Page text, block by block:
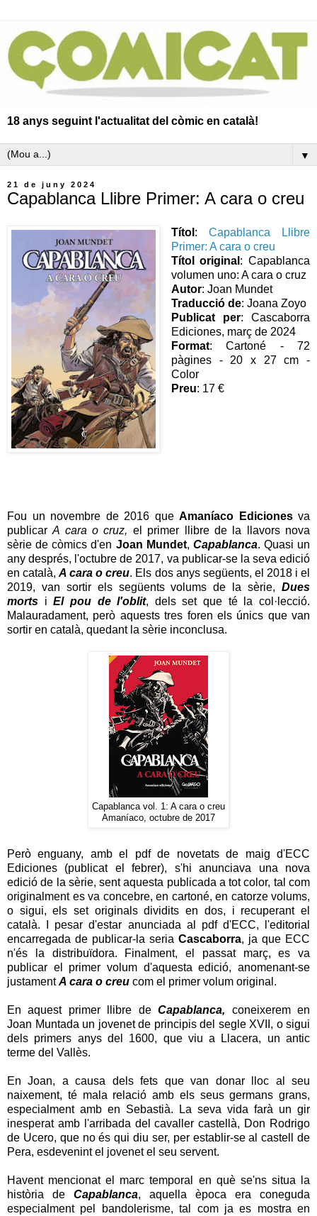
18 anys seguint l'actualitat del còmic en català!
▼
21 de juny 2024
Capablanca Llibre Primer: A cara o creu
Títol : Capablanca Llibre
Primer: A cara o creu
Títol original : Capablanca
volumen uno: A cara o cruz
Autor: Joan Mundet
Traducció de: Joana Zoyo
Publicat per: Cascaborra
Ediciones, març de 2024
Format: Cartoné - 72
pàgines - 20 x 27 cm -
Color
Preu: 17 €
Fou un novembre de 2016 que Amaníaco Edicionesva
publicarA cara o cruz, el primer llibre de la llavors nova
sèrie de còmics d'en Joan Mundet, Capablanca. Quasi un
any després, l'octubre de 2017, va publicar-se la seva edició
en català,A cara o creu. Els dos anys següents, el 2018 i el
2019, van sortir els següents volums de la sèrie, Dues
morts iEl pou de l'oblit, dels set que té la col·lecció.
Malauradament, però aquests tres foren els únics que van
sortir en català, quedant la sèrie inconclusa.
Capablanca vol. 1: A cara o creu
Amaníaco, octubre de 2017
Però enguany, amb el pdf de novetats de maig d'ECC
Ediciones (publicat el febrer), s'hi anunciava una nova
edició de la sèrie, sent aquesta publicada a tot color, tal com
originalment es va concebre, en cartoné, en catorze volums,
o sigui, els set originals dividits en dos, i recuperant el
català. I pesar d'estar anunciada al pdf d'ECC, l'editorial
encarregada de publicar-la seria Cascaborra, ja que ECC
n'és la distribuïdora. Finalment, el passat març, es va
publicar el primer volum d'aquesta edició, anomenant-se
justamentA cara o creu com el primer volum original.
En aquest primer llibre deCapablanca, coneixerem en
Joan Muntada un jovenet de principis del segle XVII, o sigui
dels primers anys del 1600, que viu a Llacera, un antic
terme del Vallès.
En Joan, a causa dels fets que van donar lloc al seu
naixement, té mala relació amb els seus germans grans,
especialment amb en Sebastià. La seva vida farà un gir
inesperat amb l'arribada del cavaller castellà, Don Rodrigo
de Ucero, que no és qui diu ser, per establir-se al castell de
Pera, esdevenint el jovenet el seu servent.
Havent mencionat el marc temporal en què se'ns situa la
història de Capablanca, aquella època era coneguda
especialment pel bandolerisme, tal com ja es mostra en